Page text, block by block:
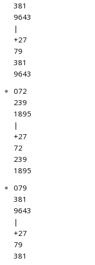
381
9643
|
+27
79
381
9643
072
239
1895
|
+27
72
239
1895
079
381
9643
|
+27
79
381